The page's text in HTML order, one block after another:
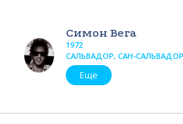
Симон Вега
1972
САЛЬВАДОР, САН-САЛЬВАДОР
Еще